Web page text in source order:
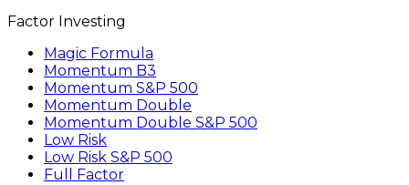
Factor Investing
Magic Formula
Momentum B3
Momentum S&P 500
Momentum Double
Momentum Double S&P 500
Low Risk
Low Risk S&P 500
Full Factor